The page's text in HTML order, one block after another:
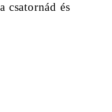
csatornád és